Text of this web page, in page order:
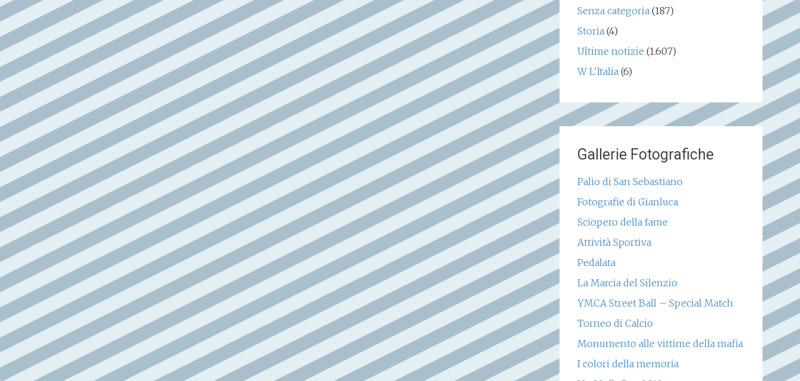
Senza categoria(187)
Storia(4)
Ultime notizie (1.607)
W L'Italia(6)
Gallerie Fotografiche
Palio di San Sebastiano
Fotografie di Gianluca
Sciopero della fame
Attività Sportiva
Pedalata
La Marcia del Silenzio
YMCA Street Ball – Special Match
Torneo di Calcio
Monumento alle vittime della mafia
I colori della memoria